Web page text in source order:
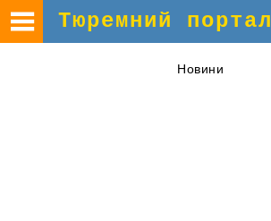
Тюремний портал
Новини